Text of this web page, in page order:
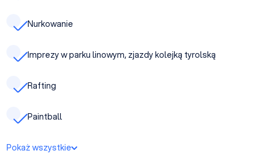
Nurkowanie
Imprezy w parku linowym, zjazdy kolejką tyrolską
Rafting
Paintball
Pokaż wszystkie